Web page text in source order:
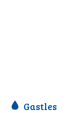
Gastles